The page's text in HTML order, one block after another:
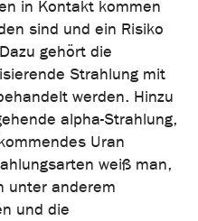
in Kontakt kommen
sind und ein Risiko
gehört die
Strahlung mit
werden. Hinzu
alpha-Strahlung,
Uran
weiß man,
unter anderem
und die